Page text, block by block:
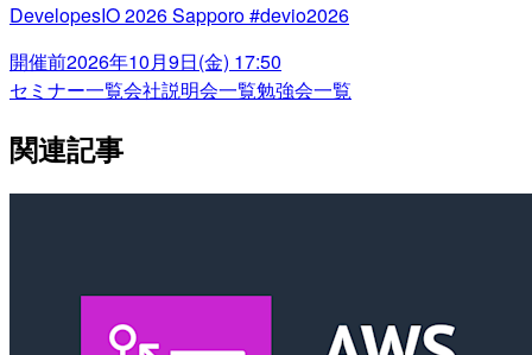
DevelopesIO 2026 Sapporo #devio2026
開催前2026年10月9日(金) 17:50
セミナー一覧会社説明会一覧勉強会一覧
関連記事